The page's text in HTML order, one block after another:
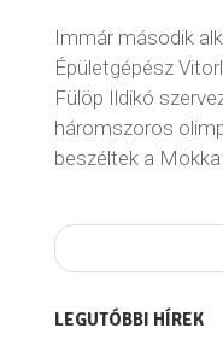
Immár második
Épületgépész
Fülöp Ildikó
háromszoros
beszéltek a Mokka
LEGUTÓBBI HÍREK